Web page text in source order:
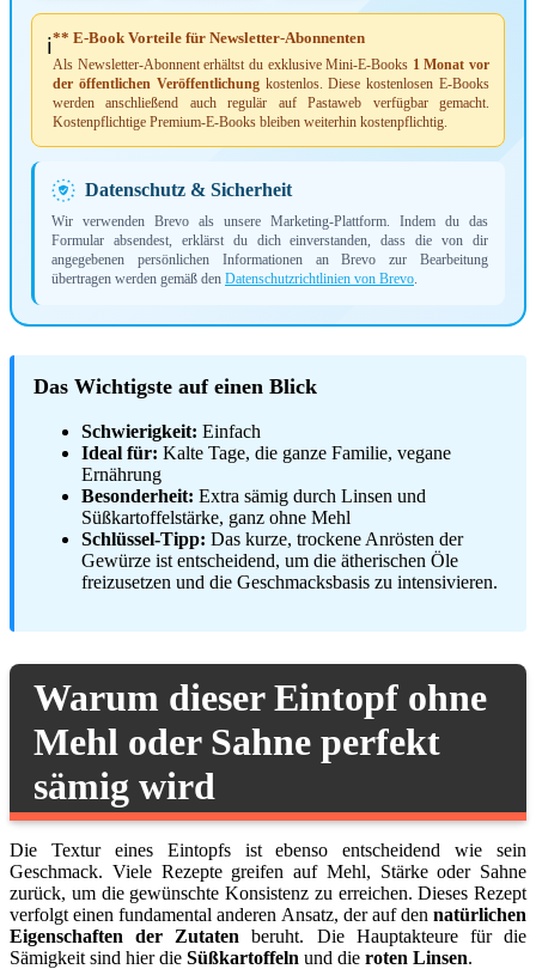
ℹ️** E-Book Vorteile für Newsletter-Abonnenten
Als Newsletter-Abonnent erhältst du exklusive Mini-E-Books 1 Monat vor
der öffentlichen Veröffentlichungkostenlos. Diese kostenlosen E-Books
werden anschließend auch regulär auf Pastaweb verfügbar gemacht.
Kostenpflichtige Premium-E-Books bleiben weiterhin kostenpflichtig.
Datenschutz & Sicherheit
Wir verwenden Brevo als unsere Marketing-Plattform. Indem du das
Formular absendest, erklärst du dich einverstanden, dass die von dir
angegebenen persönlichen Informationen an Brevo zur Bearbeitung
übertragen werden gemäß den Datenschutzrichtlinien von Brevo.
Das Wichtigste auf einen Blick
Schwierigkeit: Einfach
Ideal für: Kalte Tage, die ganze Familie, vegane
Ernährung
Besonderheit: Extra sämig durch Linsen und
Süßkartoffelstärke, ganz ohne Mehl
Schlüssel-Tipp: Das kurze, trockene Anrösten der
Gewürze ist entscheidend, um die ätherischen Öle
freizusetzen und die Geschmacksbasis zu intensivieren.
Warum dieser Eintopf ohne
Mehl oder Sahne perfekt
sämig wird
Die Textur eines Eintopfs ist ebenso entscheidend wie sein
Geschmack. Viele Rezepte greifen auf Mehl, Stärke oder Sahne
zurück, um die gewünschte Konsistenz zu erreichen. Dieses Rezept
verfolgt einen fundamental anderen Ansatz, der auf den natürlichen
Eigenschaften der Zutaten beruht. Die Hauptakteure für die
Sämigkeit sind hier die Süßkartoffeln und die roten Linsen.